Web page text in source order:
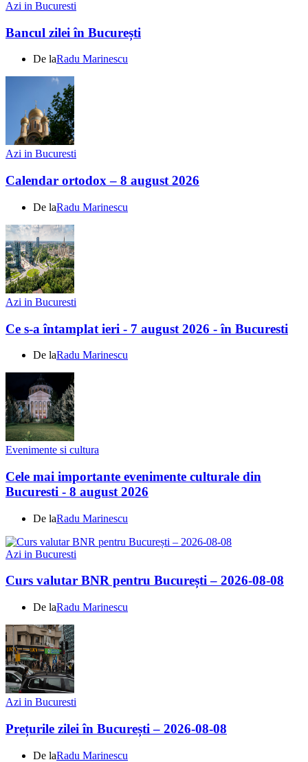
Azi in Bucuresti
Bancul zilei în București
De laRadu Marinescu
Azi in Bucuresti
Calendar ortodox – 8 august 2026
De laRadu Marinescu
Azi in Bucuresti
Ce s-a întamplat ieri - 7 august 2026 - în Bucuresti
De laRadu Marinescu
Evenimente si cultura
Cele mai importante evenimente culturale din
Bucuresti - 8 august 2026
De laRadu Marinescu
Azi in Bucuresti
Curs valutar BNR pentru București – 2026-08-08
De laRadu Marinescu
Azi in Bucuresti
Prețurile zilei în București – 2026-08-08
De laRadu Marinescu